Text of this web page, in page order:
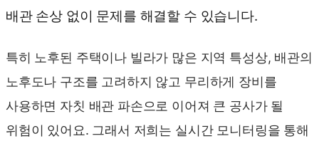
배관 손상 없이 문제를 해결할 수 있습니다.
특히 노후된 주택이나 빌라가 많은 지역 특성상, 배관의
노후도나 구조를 고려하지 않고 무리하게 장비를
사용하면 자칫 배관 파손으로 이어져 큰 공사가 될
위험이 있어요. 그래서 저희는 실시간 모니터링을 통해